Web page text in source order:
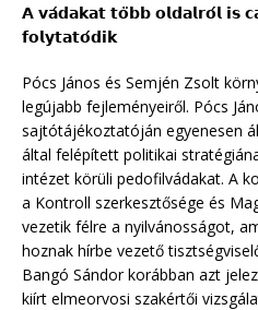
𝗔 𝘃𝗮́𝗱𝗮𝗸𝗮𝘁 𝘁𝗼̈𝗯𝗯 𝗼𝗹𝗱𝗮𝗹𝗿𝗼́𝗹 𝗶𝘀
𝗳𝗼𝗹𝘆𝘁𝗮𝘁𝗼́𝗱𝗶𝗸
Pócs János és Semjén Zsolt
legújabb fejleményeiről. Pócs
sajtótájékoztatóján egyenesen
által felépített politikai
intézet körüli pedofilvádakat. A
a Kontroll szerkesztősége és
vezetik félre a nyilvánosságot,
hoznak hírbe vezető
Bangó Sándor korábban azt
kiírt elmeorvosi szakértői